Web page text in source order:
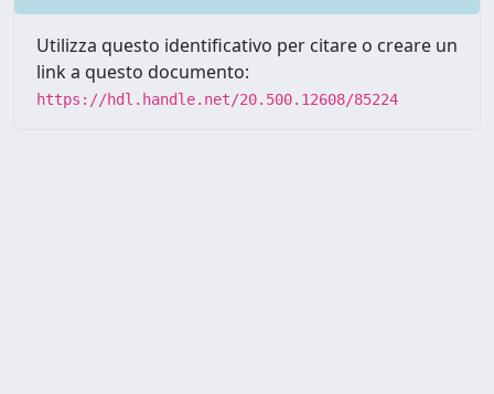
Utilizza questo identificativo per citare o creare un
link a questo documento:
https://hdl.handle.net/20.500.12608/85224